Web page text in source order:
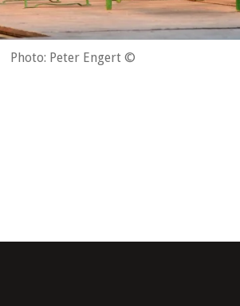
Photo: Peter Engert ©